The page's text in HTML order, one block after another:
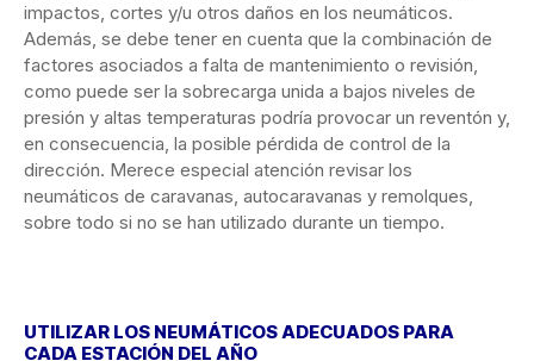
impactos, cortes y/u otros daños en los neumáticos.
Además, se debe tener en cuenta que la combinación de
factores asociados a falta de mantenimiento o revisión,
como puede ser la sobrecarga unida a bajos niveles de
presión y altas temperaturas podría provocar un reventón y,
en consecuencia, la posible pérdida de control de la
dirección. Merece especial atención revisar los
neumáticos de caravanas, autocaravanas y remolques,
sobre todo si no se han utilizado durante un tiempo.
UTILIZAR LOS NEUMÁTICOS ADECUADOS PARA
CADA ESTACIÓN DEL AÑO